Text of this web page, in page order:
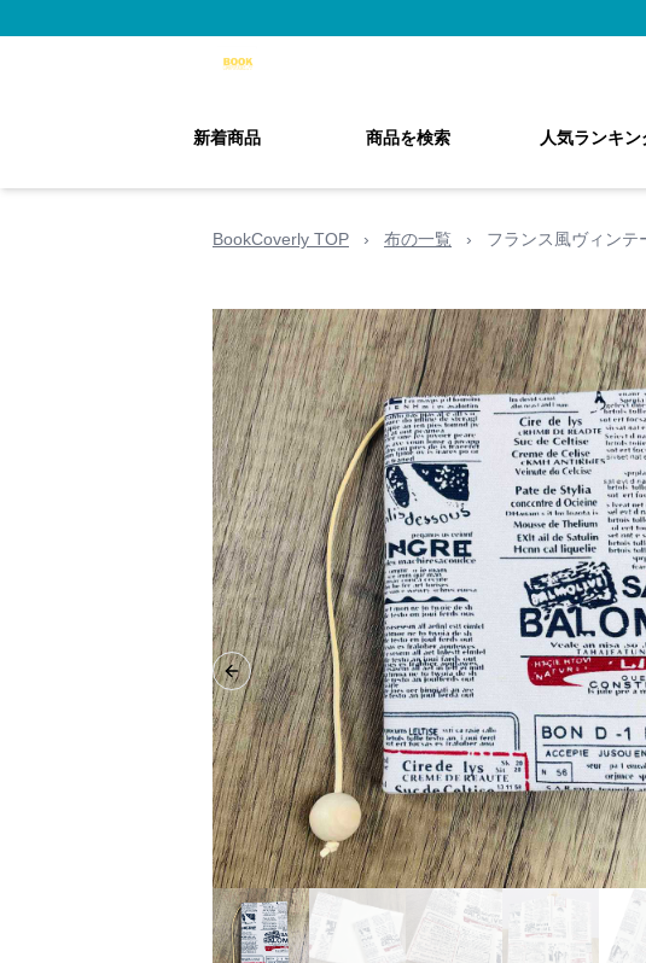
新着商品 商品を検索 人気ランキン
BookCoverly TOP › 布の一覧 › フランス風ヴィンテ
Previous slide